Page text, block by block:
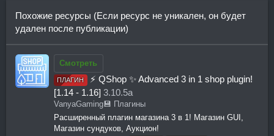
Похожие ресурсы (Если ресурс не уникален, он будет
удален после публикации)
Смотреть
ПЛАГИН
⚡ QShop ✨ Advanced 3 in 1 shop plugin!
[1.14 - 1.16] 3.10.5a
VanyaGaming💾 Плагины
Расширенный плагин магазина 3 в 1! Магазин GUI,
Магазин сундуков, Аукцион!